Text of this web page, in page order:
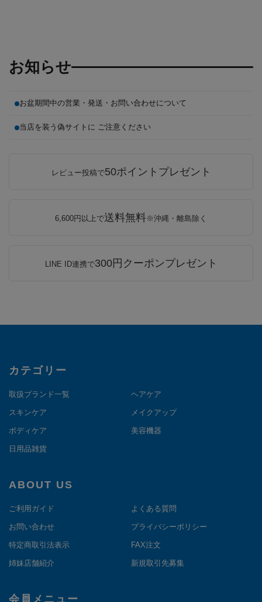
お知らせ
お盆期間中の営業・発送・お問い合わせについて
当店を装う偽サイトに ご注意ください
レビュー投稿で50ポイントプレゼント
6,600円以上で送料無料※沖縄・離島除く
LINE ID連携で300円クーポンプレゼント
カテゴリー
取扱ブランド一覧 ヘアケア
スキンケア メイクアップ
ボディケア 美容機器
日用品雑貨
ABOUT US
ご利用ガイド よくある質問
お問い合わせ プライバシーポリシー
特定商取引法表示 FAX注文
姉妹店舗紹介 新規取引先募集
会員メニュー